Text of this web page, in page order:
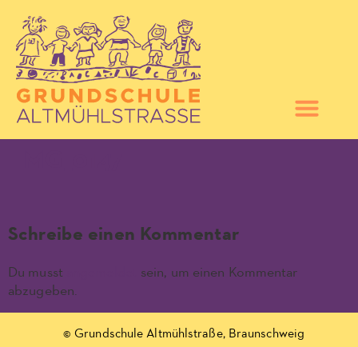
Schreibe einen Kommentar
Du musst
sein, um einen Kommentar
abzugeben.
© Grundschule Altmühlstraße, Braunschweig